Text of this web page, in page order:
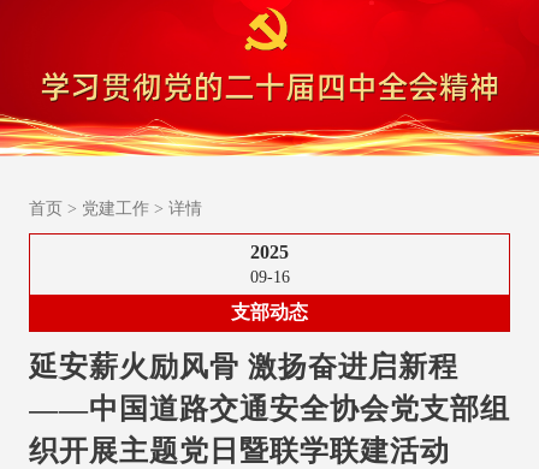
首页 > 党建工作 > 详情
2025
09-16
支部动态
延安薪火励风骨 激扬奋进启新程
——中国道路交通安全协会党支部组
织开展主题党日暨联学联建活动